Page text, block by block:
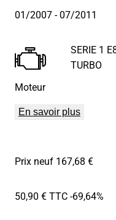
01/2007- 07/2011
Moteur
SERIE 1
TURBO
En savoir plus
Prix neuf 167,68 €
50,90 € TTC-69,64%